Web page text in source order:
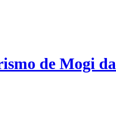
de Mogi